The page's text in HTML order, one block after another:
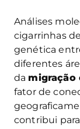
Análises
cigarrinhas
genética
diferentes
da migração
fator de
contribui